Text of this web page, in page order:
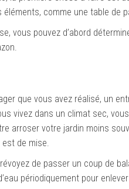
comme une table de
vous pouvez d’abord
que vous avez réalisé, un
vivez dans un climat sec,
arroser votre jardin moins
est de mise.
de passer un coup de
périodiquement pour